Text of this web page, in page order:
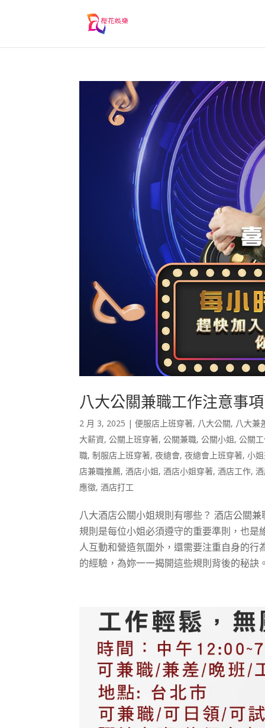
八大公關兼職工作注意事項
2 月 3, 2025 |便服店上班穿著, 八大公關, 八大兼
大薪資,公關上班穿著,公關兼職,公關小姐,公關
職,制服店上班穿著,夜總會,夜總會上班穿著,小
店兼職推薦,酒店小姐,酒店小姐穿著,酒店工作,
應徵,酒店打工
八大酒店公關小姐規則有哪些？ 酒店公關
規則是每位小姐必須遵守的重要準則，也
人互動和營造氛圍外，還需要注重自身的
的經驗，為妳一一揭開這些規則背後的秘訣